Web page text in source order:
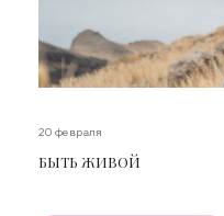
20 февраля
БЫТЬ ЖИВОЙ